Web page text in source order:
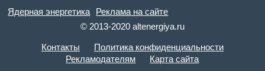
Ядерная энергетика
Реклама на сайте
© 2013-2020 altenergiya.ru
Контакты
Политика конфиденциальности
Рекламодателям
Карта сайта